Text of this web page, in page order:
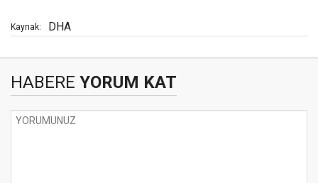
Kaynak: DHA
HABERE YORUM KAT